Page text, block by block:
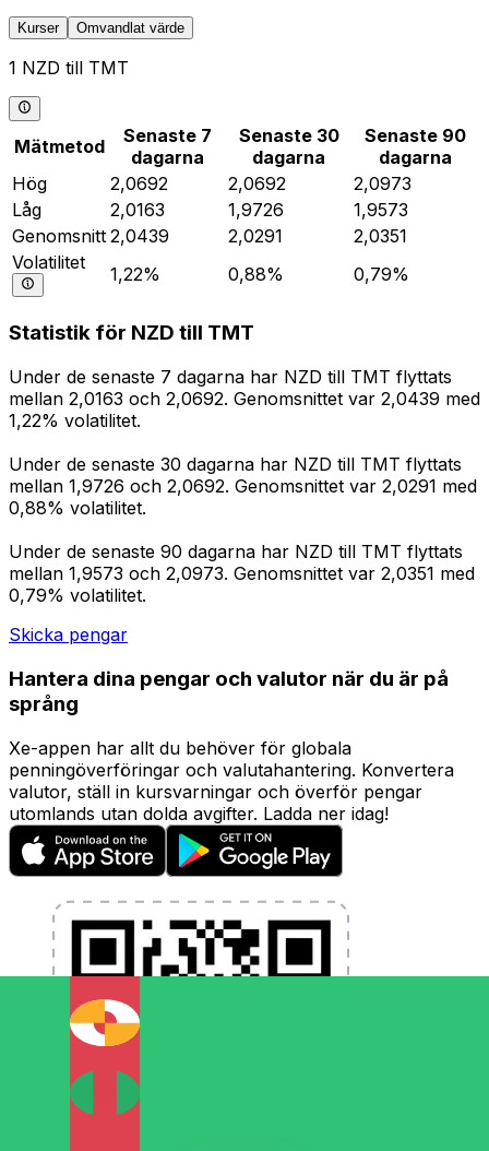
Kurser Omvandlat värde
1 NZD till TMT
Mätmetod
Senaste 7
dagarna
Senaste 30
dagarna
Senaste 90
dagarna
Hög
2,0692 2,0692
2,0973
Låg
2,0163 1,9726
1,9573
Genomsnitt 2,0439 2,0291
2,0351
Volatilitet
1,22% 0,88% 0,79%
Statistik för NZD till TMT
Under de senaste 7 dagarna har NZD till TMT flyttats
mellan 2,0163 och 2,0692. Genomsnittet var 2,0439 med
1,22% volatilitet.
Under de senaste 30 dagarna har NZD till TMT flyttats
mellan 1,9726 och 2,0692. Genomsnittet var 2,0291 med
0,88% volatilitet.
Under de senaste 90 dagarna har NZD till TMT flyttats
mellan 1,9573 och 2,0973. Genomsnittet var 2,0351 med
0,79% volatilitet.
Skicka pengar
Hantera dina pengar och valutor när du är på
språng
Xe-appen har allt du behöver för globala
penningöverföringar och valutahantering. Konvertera
valutor, ställ in kursvarningar och överför pengar
utomlands utan dolda avgifter. Ladda ner idag!